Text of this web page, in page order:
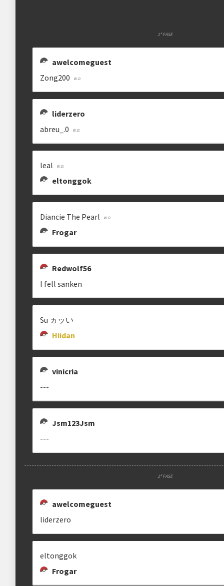
Regras
Plataforma
Formato Single Battle 6x6
Metagame
Rematches Melhor de 1 (BO1)
Multiplicador
Categoria
clicando aqui
FROGAR
froggar0
REDWOLF56 ZONG200
vinicinbrbil lealleallegal
1ª FASE
awelcomeguest
Zong200
liderzero
abreu_.0
leal
eltonggok
Diancie The Pearl
Frogar
Redwolf56
I fell sanken
Su ヵッい
Hiidan
vinicria
---
Jsm123Jsm
---
2ª FASE
awelcomeguest
liderzero
eltonggok
Frogar